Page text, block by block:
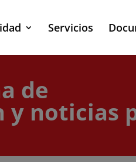
Servicios
de
y noticias